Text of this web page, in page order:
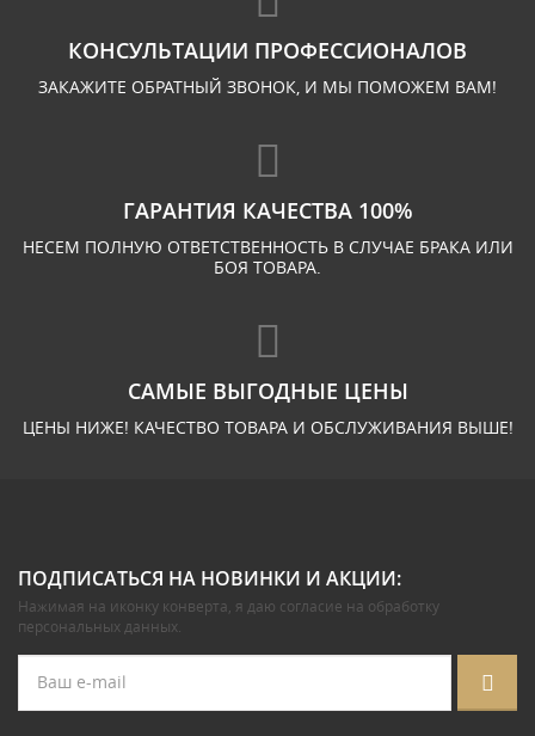
КОНСУЛЬТАЦИИ ПРОФЕССИОНАЛОВ
ЗАКАЖИТЕ ОБРАТНЫЙ ЗВОНОК, И МЫ ПОМОЖЕМ ВАМ!
ГАРАНТИЯ КАЧЕСТВА 100%
НЕСЕМ ПОЛНУЮ ОТВЕТСТВЕННОСТЬ В СЛУЧАЕ БРАКА ИЛИ
БОЯ ТОВАРА.
САМЫЕ ВЫГОДНЫЕ ЦЕНЫ
ЦЕНЫ НИЖЕ! КАЧЕСТВО ТОВАРА И ОБСЛУЖИВАНИЯ ВЫШЕ!
ПОДПИСАТЬСЯ НА НОВИНКИ И АКЦИИ:
Нажимая на иконку конверта, я даю согласие на обработку
персональных данных.